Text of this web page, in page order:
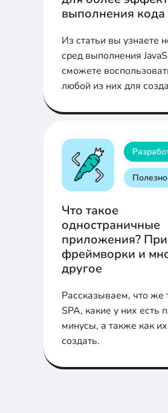
выполнения кода
Из статьи вы узнаете
сред выполнения
сможете
любой из них для
JavaScript.
Полезно
Что такое
одностраничные
приложения?
фреймворки и
другое
Рассказываем, что же
SPA, какие у них есть
минусы, а также как
создать.